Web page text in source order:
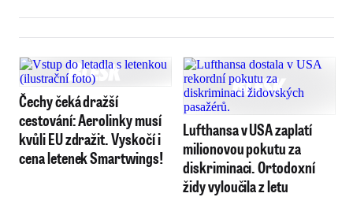
Čechy čeká dražší
cestování: Aerolinky musí
kvůli EU zdražit. Vyskočí i
cena letenek Smartwings!
Lufthansa v USA zaplatí
milionovou pokutu za
diskriminaci. Ortodoxní
židy vyloučila z letu